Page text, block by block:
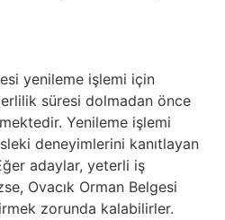
yenileme işlemi için
süresi dolmadan önce
Yenileme işlemi
deneyimlerini kanıtlayan
adaylar, yeterli iş
Ovacık Orman Belgesi
zorunda kalabilirler.